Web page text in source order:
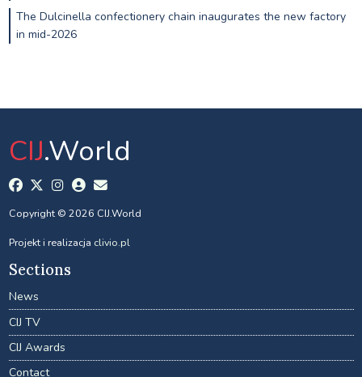
The Dulcinella confectionery chain inaugurates the new factory
in mid-2026
CIJ.World
Copyright © 2026 CIJ.World
Projekt i realizacja clivio.pl
Sections
News
CIJ TV
CIJ Awards
Contact